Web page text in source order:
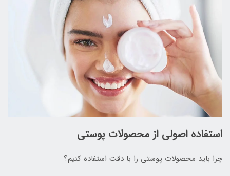
استفاده اصولی از محصولات پوستی
چرا باید محصولات پوستی را با دقت استفاده کنیم؟